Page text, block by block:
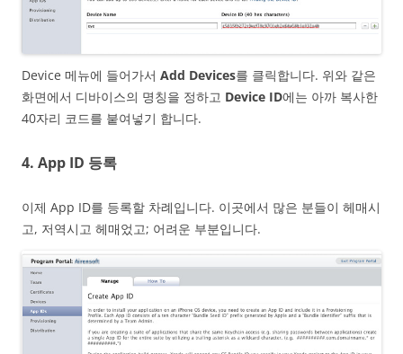
Device 메뉴에 들어가서 Add Devices를 클릭합니다. 위와 같은
화면에서 디바이스의 명칭을 정하고 Device ID에는 아까 복사한
40자리 코드를 붙여넣기 합니다.
4. App ID 등록
이제 App ID를 등록할 차례입니다. 이곳에서 많은 분들이 헤매시
고, 저역시고 헤매었고; 어려운 부분입니다.